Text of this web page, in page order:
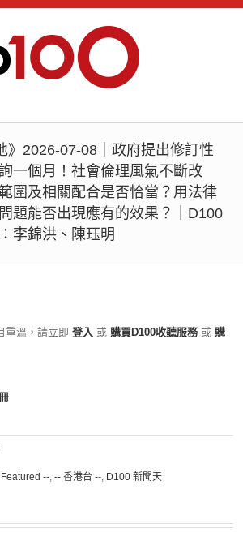
》2026-07-08｜政府提出修訂性
一個月！社會倫理風氣不斷改
圍及相關配合是否恰當？用法律
題能否出現應有的效果？｜D100
李錦洪、陳珏明
重溫，請立即 登入 或 購買D100收聽服務 或 購
--, -- 香港台 --, D100 新聞天